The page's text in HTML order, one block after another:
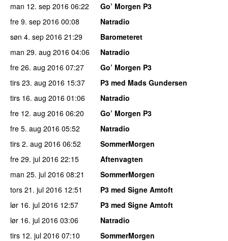
man 12. sep 2016 06:22
Go’ Morgen P3
fre 9. sep 2016 00:08
Natradio
søn 4. sep 2016 21:29
Barometeret
man 29. aug 2016 04:06
Natradio
fre 26. aug 2016 07:27
Go’ Morgen P3
tirs 23. aug 2016 15:37
P3 med Mads Gundersen
tirs 16. aug 2016 01:06
Natradio
fre 12. aug 2016 06:20
Go’ Morgen P3
fre 5. aug 2016 05:52
Natradio
tirs 2. aug 2016 06:52
SommerMorgen
fre 29. jul 2016 22:15
Aftenvagten
man 25. jul 2016 08:21
SommerMorgen
tors 21. jul 2016 12:51
P3 med Signe Amtoft
lør 16. jul 2016 12:57
P3 med Signe Amtoft
lør 16. jul 2016 03:06
Natradio
tirs 12. jul 2016 07:10
SommerMorgen